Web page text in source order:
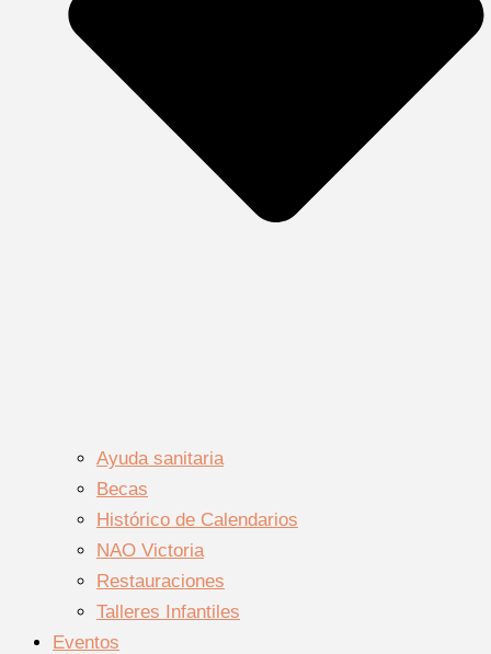
Ayuda sanitaria
Becas
Histórico de Calendarios
NAO Victoria
Restauraciones
Talleres Infantiles
Eventos